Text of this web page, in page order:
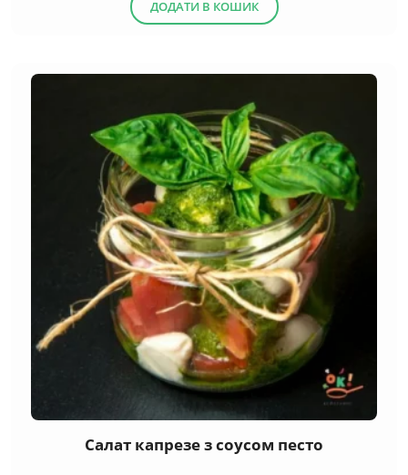
ДОДАТИ В КОШИК
Салат капрезе з соусом песто